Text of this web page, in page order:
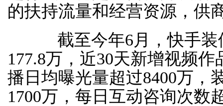
的扶持流量和经营资源，供
截至今年6月，快手装
177.8万，近30天新增视频
播日均曝光量超过8400万，
1700万，每日互动咨询次数